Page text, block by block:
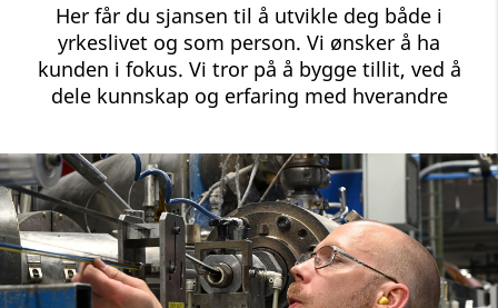
Her får du sjansen til å utvikle deg både i
yrkeslivet og som person. Vi ønsker å ha
kunden i fokus. Vi tror på å bygge tillit, ved å
dele kunnskap og erfaring med hverandre